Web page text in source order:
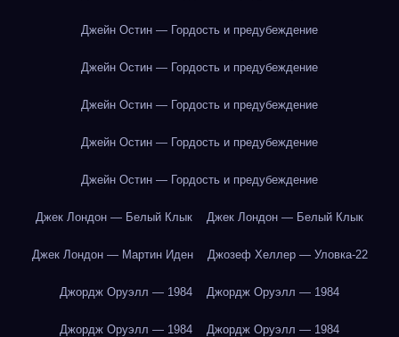
Джейн Остин — Гордость и предубеждение
Джейн Остин — Гордость и предубеждение
Джейн Остин — Гордость и предубеждение
Джейн Остин — Гордость и предубеждение
Джейн Остин — Гордость и предубеждение
Джек Лондон — Белый Клык Джек Лондон — Белый Клык
Джек Лондон — Мартин Иден Джозеф Хеллер — Уловка-22
Джордж Оруэлл — 1984 Джордж Оруэлл — 1984
Джордж Оруэлл — 1984 Джордж Оруэлл — 1984